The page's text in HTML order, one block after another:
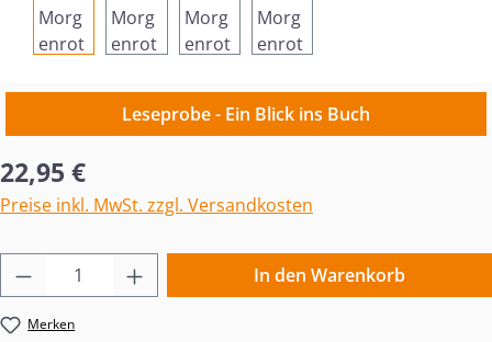
Leseprobe - Ein Blick ins Buch
Regulärer Preis:
22,95 €
Preise inkl. MwSt. zzgl. Versandkosten
Produkt Anzahl: Gib den gewünschten
In den Warenkorb
Merken